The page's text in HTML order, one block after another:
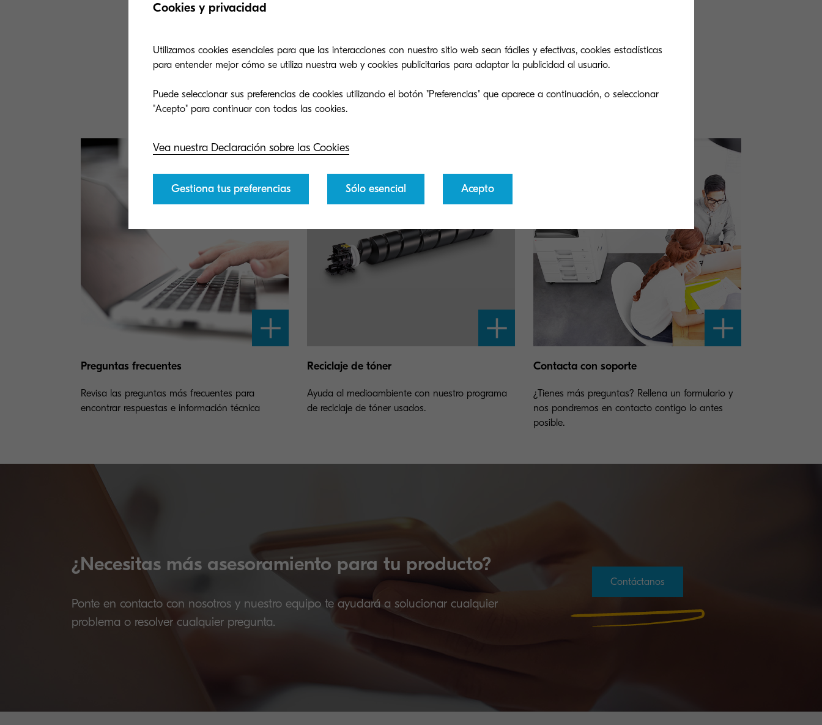
Nuestro equipo de soporte es tan eficiente como nuestras soluciones.
Explora cómo podemos ofrecerte asistencia para tu producto
Preguntas frecuentes
Revisa las preguntas más frecuentes para
encontrar respuestas e información técnica
Reciclaje de tóner
Ayuda al medioambiente con nuestro programa
de reciclaje de tóner usados.
Contacta con soporte
¿Tienes más preguntas? Rellena un formulario y
nos pondremos en contacto contigo lo antes
posible.
¿Necesitas más asesoramiento para tu producto?
Ponte en contacto con nosotros y nuestro equipo te ayudará a solucionar cualquier
problema o resolver cualquier pregunta.
Contáctanos
Cookies y privacidad
Utilizamos cookies esenciales para que las interacciones con nuestro sitio web sean fáciles y efectivas, cookies estadísticas
para entender mejor cómo se utiliza nuestra web y cookies publicitarias para adaptar la publicidad al usuario.
Puede seleccionar sus preferencias de cookies utilizando el botón "Preferencias" que aparece a continuación, o seleccionar
"Acepto" para continuar con todas las cookies.
Vea nuestra Declaración sobre las Cookies
Gestiona tus preferencias Sólo esencial Acepto